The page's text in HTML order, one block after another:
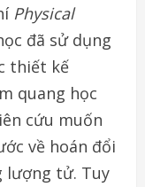
Physical
đã sử dụng
thiết kế
quang học
cứu muốn
về hoán đổi
lượng tử. Tuy